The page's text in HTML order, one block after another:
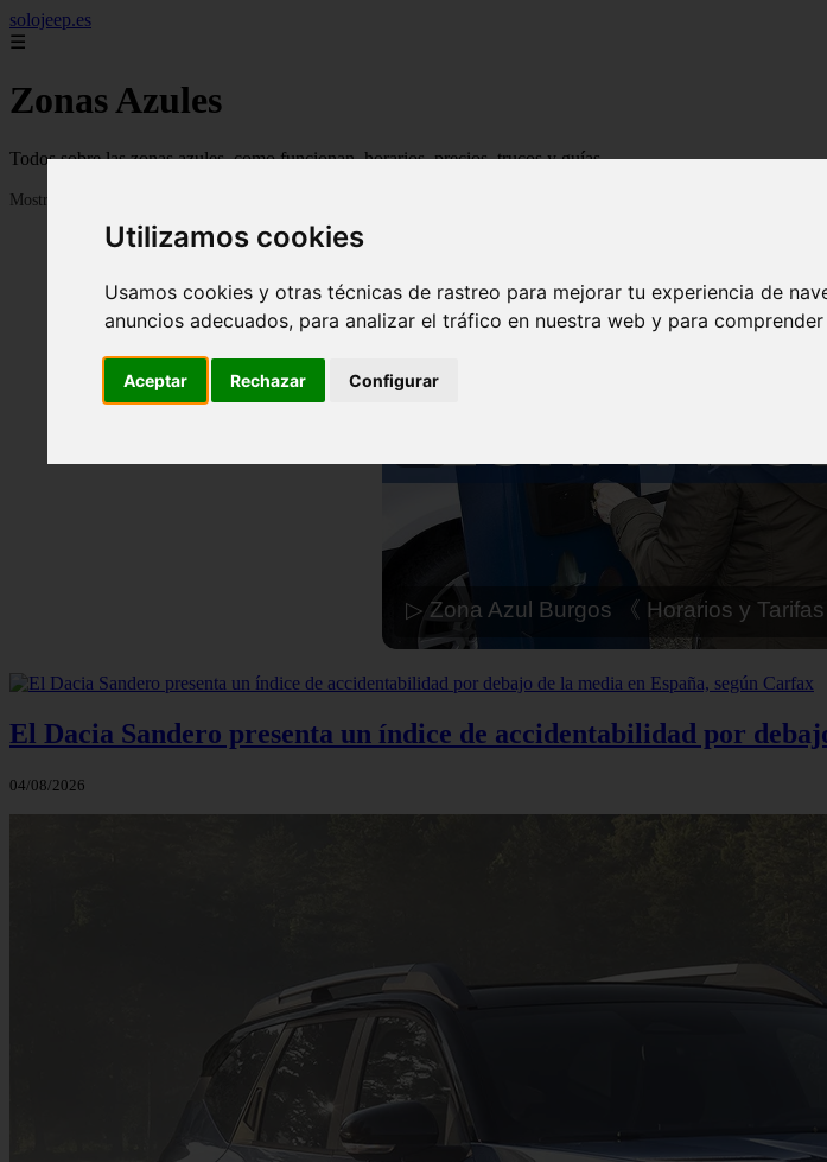
Utilizamos cookies
Usamos cookies y otras técnicas de rastreo para mejorar tu experiencia de
anuncios adecuados, para analizar el tráfico en nuestra web y para
Aceptar Rechazar Configurar
solojeep.es
☰
Zonas Azules
Todos sobre las zonas azules, como funcionan, horarios, precios, trucos y guías
Mostrando 1 - 24 de 3332 artículos
▷ Zona Azul Córdoba 《 Horarios y
El Dacia Sandero presenta un índice de accidentabilidad por
04/08/2026